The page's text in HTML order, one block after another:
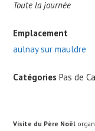
Toute la journée
Emplacement
aulnay sur mauldre
Catégories Pas de
Visite du Père Noël